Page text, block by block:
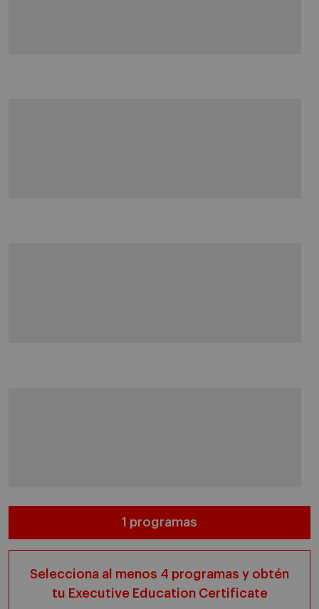
1 programas
Selecciona al menos 4 programas y obtén
tu Executive Education Certificate